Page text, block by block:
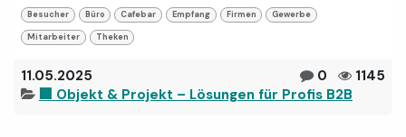
Besucher Büro Cafebar Empfang Firmen Gewerbe
Mitarbeiter Theken
11.05.2025 0
1145
🏢 Objekt & Projekt – Lösungen für Profis B2B